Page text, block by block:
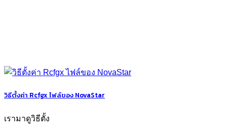
วิธีตั้งค่า Rcfgx ไฟล์ของ NovaStar
เรามาดูวิธีตั้ง